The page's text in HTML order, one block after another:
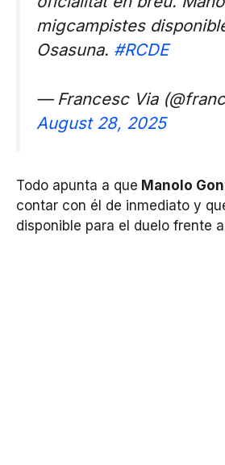
migcampistes
Osasuna. #RCDE
— Francesc Via
August 28, 2025
Todo apunta a que Manolo
contar con él de inmediato y
disponible para el duelo frente